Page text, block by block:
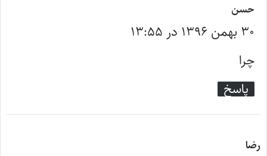
حسن
ف
:
۳۰ بهمن ۱۳۹۶ در ۱۳:۵۵
چرا
پاسخ
رضا